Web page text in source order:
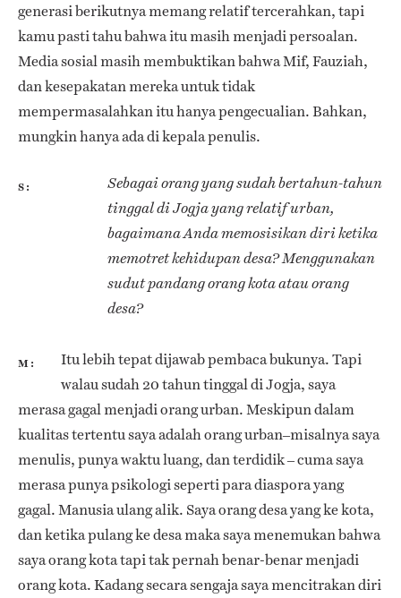
generasi berikutnya memang relatif tercerahkan, tapi
kamu pasti tahu bahwa itu masih menjadi persoalan.
Media sosial masih membuktikan bahwa Mif, Fauziah,
dan kesepakatan mereka untuk tidak
mempermasalahkan itu hanya pengecualian. Bahkan,
mungkin hanya ada di kepala penulis.
S
Sebagai orang yang sudah bertahun-tahun
tinggal di Jogja yang relatif urban,
bagaimana Anda memosisikan diri ketika
memotret kehidupan desa? Menggunakan
sudut pandang orang kota atau orang
desa?
M
Itu lebih tepat dijawab pembaca bukunya. Tapi
walau sudah 20 tahun tinggal di Jogja, saya
merasa gagal menjadi orang urban. Meskipun dalam
kualitas tertentu saya adalah orang urban–misalnya saya
menulis, punya waktu luang, dan terdidik – cuma saya
merasa punya psikologi seperti para diaspora yang
gagal. Manusia ulang alik. Saya orang desa yang ke kota,
dan ketika pulang ke desa maka saya menemukan bahwa
saya orang kota tapi tak pernah benar-benar menjadi
orang kota. Kadang secara sengaja saya mencitrakan diri